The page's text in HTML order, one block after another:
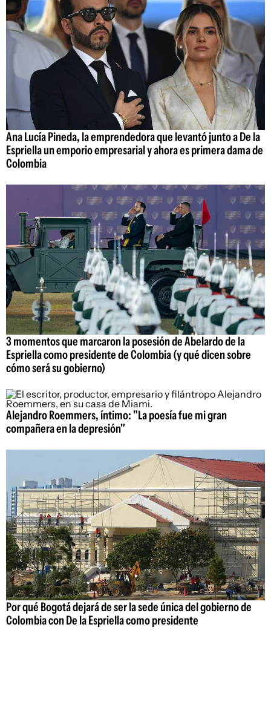
Ana Lucía Pineda, la emprendedora que levantó junto a De la
Espriella un emporio empresarial y ahora es primera dama de
Colombia
3 momentos que marcaron la posesión de Abelardo de la
Espriella como presidente de Colombia (y qué dicen sobre
cómo será su gobierno)
Alejandro Roemmers, íntimo: "La poesía fue mi gran
compañera en la depresión"
Por qué Bogotá dejará de ser la sede única del gobierno de
Colombia con De la Espriella como presidente